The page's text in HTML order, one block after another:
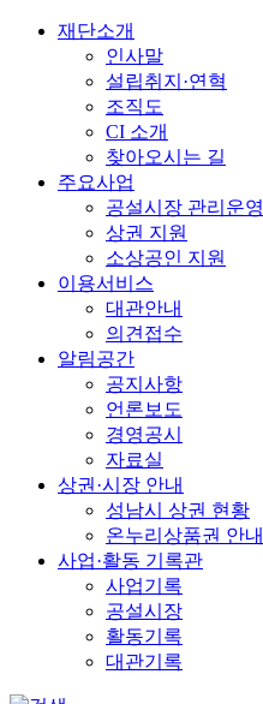
재단소개
인사말
설립취지·연혁
조직도
CI 소개
찾아오시는 길
주요사업
공설시장 관리운영
상권 지원
소상공인 지원
이용서비스
대관안내
의견접수
알림공간
공지사항
언론보도
경영공시
자료실
상권·시장 안내
성남시 상권 현황
온누리상품권 안내
사업·활동 기록관
사업기록
공설시장
활동기록
대관기록